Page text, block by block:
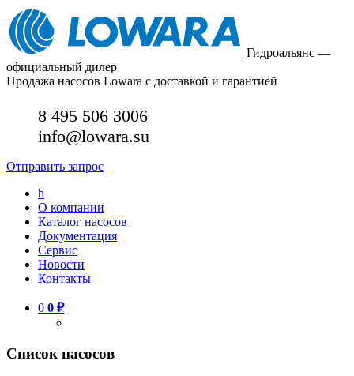
Гидроальянс —
официальный дилер
Продажа насосов Lowara с доставкой и гарантией
8 495 506 3006
info@lowara.su
Отправить запрос
h
О компании
Каталог насосов
Документация
Сервис
Новости
Контакты
0 0 ₽
Список насосов